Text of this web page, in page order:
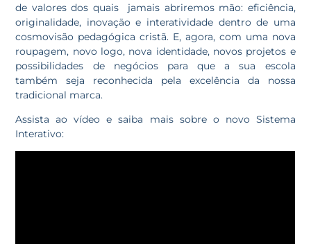
de valores dos quais jamais abriremos mão: eficiência,
originalidade, inovação e interatividade dentro de uma
cosmovisão pedagógica cristã. E, agora, com uma nova
roupagem, novo logo, nova identidade, novos projetos e
possibilidades de negócios para que a sua escola
também seja reconhecida pela excelência da nossa
tradicional marca.
Assista ao vídeo e saiba mais sobre o novo Sistema
Interativo: